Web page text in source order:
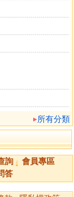
所有分類
詢
會員專區
答